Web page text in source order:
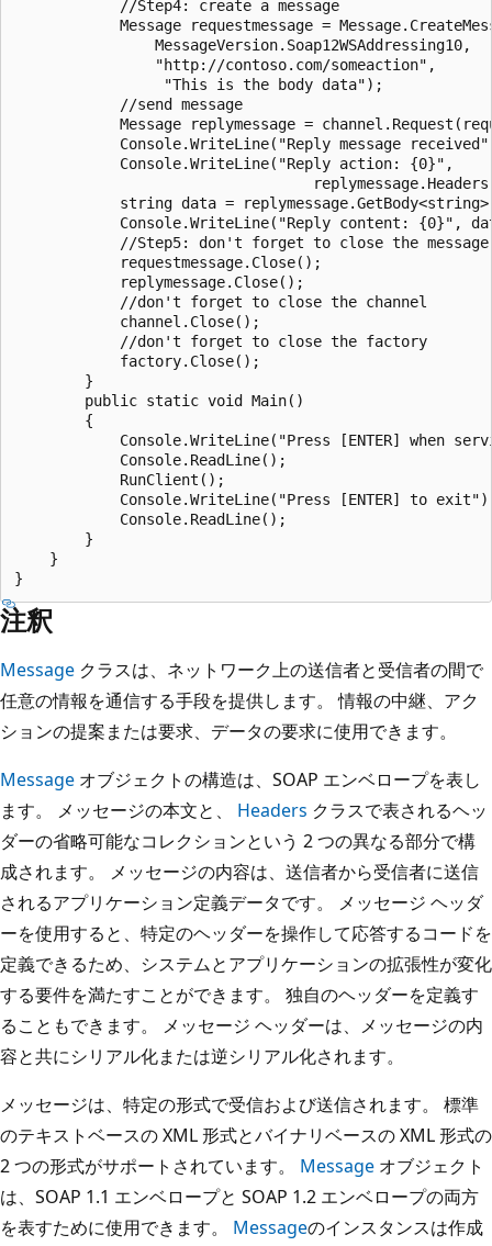
            //Step4: create a message
Message requestmessage =
                MessageVersion.Soap12WSAddressing10,
                "http://contoso.com/someaction",
                 "This is the body data");
            //send message
Message replymessage =
Console.WriteLine("Reply message
            Console.WriteLine("Reply action: {0}",
string data =
Console.WriteLine("Reply content: {0}",
            //Step5: don't forget to close the message
            requestmessage.Close();
            replymessage.Close();
            //don't forget to close the channel
            channel.Close();
            //don't forget to close the factory
            factory.Close();
        }
        public static void Main()
        {
Console.WriteLine("Press [ENTER] when
            Console.ReadLine();
            RunClient();
Console.WriteLine("Press [ENTER] to
            Console.ReadLine();
        }
    }
注釈
Message クラスは、ネットワーク上の送信者と受信者の間で
任意の情報を通信する手段を提供します。 情報の中継、アク
ションの提案または要求、データの要求に使用できます。
Message オブジェクトの構造は、SOAP エンベロープを表し
ます。 メッセージの本文と、 Headers クラスで表されるヘッ
ダーの省略可能なコレクションという 2 つの異なる部分で構
成されます。 メッセージの内容は、送信者から受信者に送信
されるアプリケーション定義データです。 メッセージ ヘッダ
ーを使用すると、特定のヘッダーを操作して応答するコードを
定義できるため、システムとアプリケーションの拡張性が変化
する要件を満たすことができます。 独自のヘッダーを定義す
ることもできます。 メッセージ ヘッダーは、メッセージの内
容と共にシリアル化または逆シリアル化されます。
メッセージは、特定の形式で受信および送信されます。 標準
のテキストベースの XML 形式とバイナリベースの XML 形式の
2 つの形式がサポートされています。 Message オブジェクト
は、SOAP 1.1 エンベロープと SOAP 1.2 エンベロープの両方
を表すために使用できます。 Messageのインスタンスは作成